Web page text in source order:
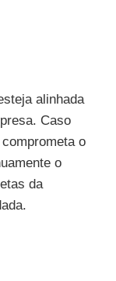
alinhada
Caso
o
o
da